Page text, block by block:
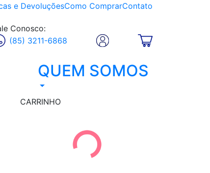
e DevoluçõesComo ComprarContato
Conosco:
(85) 3211-6868
QUEM SOMOS
CARRINHO